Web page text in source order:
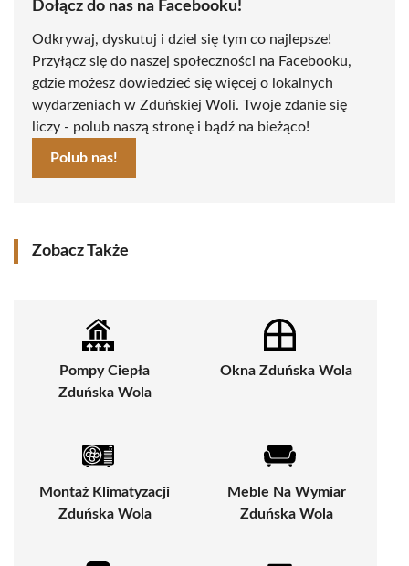
Dołącz do nas na Facebooku!
Odkrywaj, dyskutuj i dziel się tym co najlepsze!
Przyłącz się do naszej społeczności na Facebooku,
gdzie możesz dowiedzieć się więcej o lokalnych
wydarzeniach w Zduńskiej Woli. Twoje zdanie się
liczy - polub naszą stronę i bądź na bieżąco!
Polub nas!
Zobacz Także
Pompy Ciepła
Zduńska Wola
Okna Zduńska Wola
Montaż Klimatyzacji
Zduńska Wola
Meble Na Wymiar
Zduńska Wola